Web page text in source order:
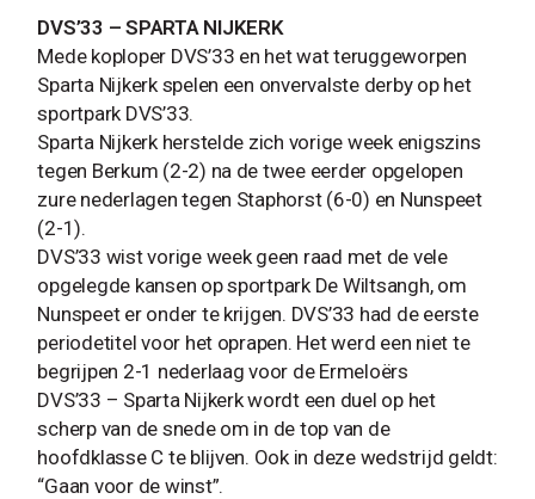
DVS’33 – SPARTA NIJKERK
Mede koploper DVS’33 en het wat teruggeworpen
Sparta Nijkerk spelen een onvervalste derby op het
sportpark DVS’33.
Sparta Nijkerk herstelde zich vorige week enigszins
tegen Berkum (2-2) na de twee eerder opgelopen
zure nederlagen tegen Staphorst (6-0) en Nunspeet
(2-1).
DVS’33 wist vorige week geen raad met de vele
opgelegde kansen op sportpark De Wiltsangh, om
Nunspeet er onder te krijgen. DVS’33 had de eerste
periodetitel voor het oprapen. Het werd een niet te
begrijpen 2-1 nederlaag voor de Ermeloërs
DVS’33 – Sparta Nijkerk wordt een duel op het
scherp van de snede om in de top van de
hoofdklasse C te blijven. Ook in deze wedstrijd geldt:
“Gaan voor de winst”.